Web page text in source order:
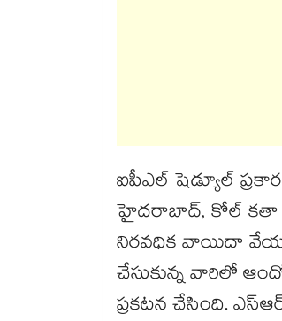
ఐపీఎల్ షెడ్యూల్
హైదరాబాద్, కోల్ కతా
నిరవధిక వాయిదా
చేసుకున్న వారిలో
ప్రకటన చేసింది.